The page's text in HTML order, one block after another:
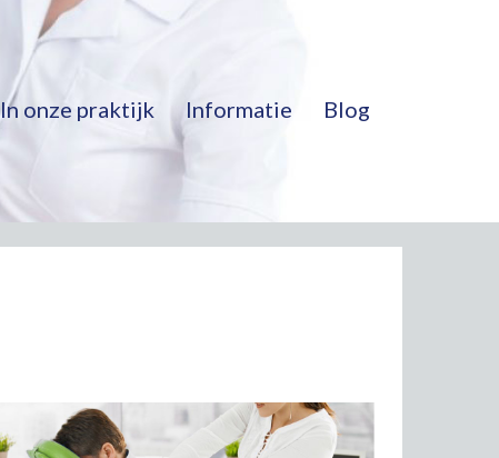
In onze praktijk Informatie Blog